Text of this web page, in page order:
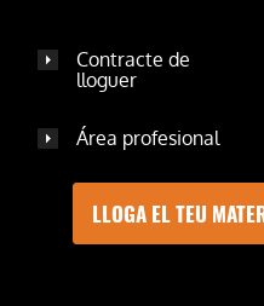
Contracte de
lloguer
Área profesional
LLOGA EL TEU